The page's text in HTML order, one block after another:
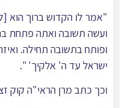
"אמר לו הקדוש ברוך הוא
ועשה תשובה ואתה פתחת
ופותח בתשובה תחילה.
ישראל עד ה' אלקיך' ".
וכך כתב מרן הראי"ה קוק